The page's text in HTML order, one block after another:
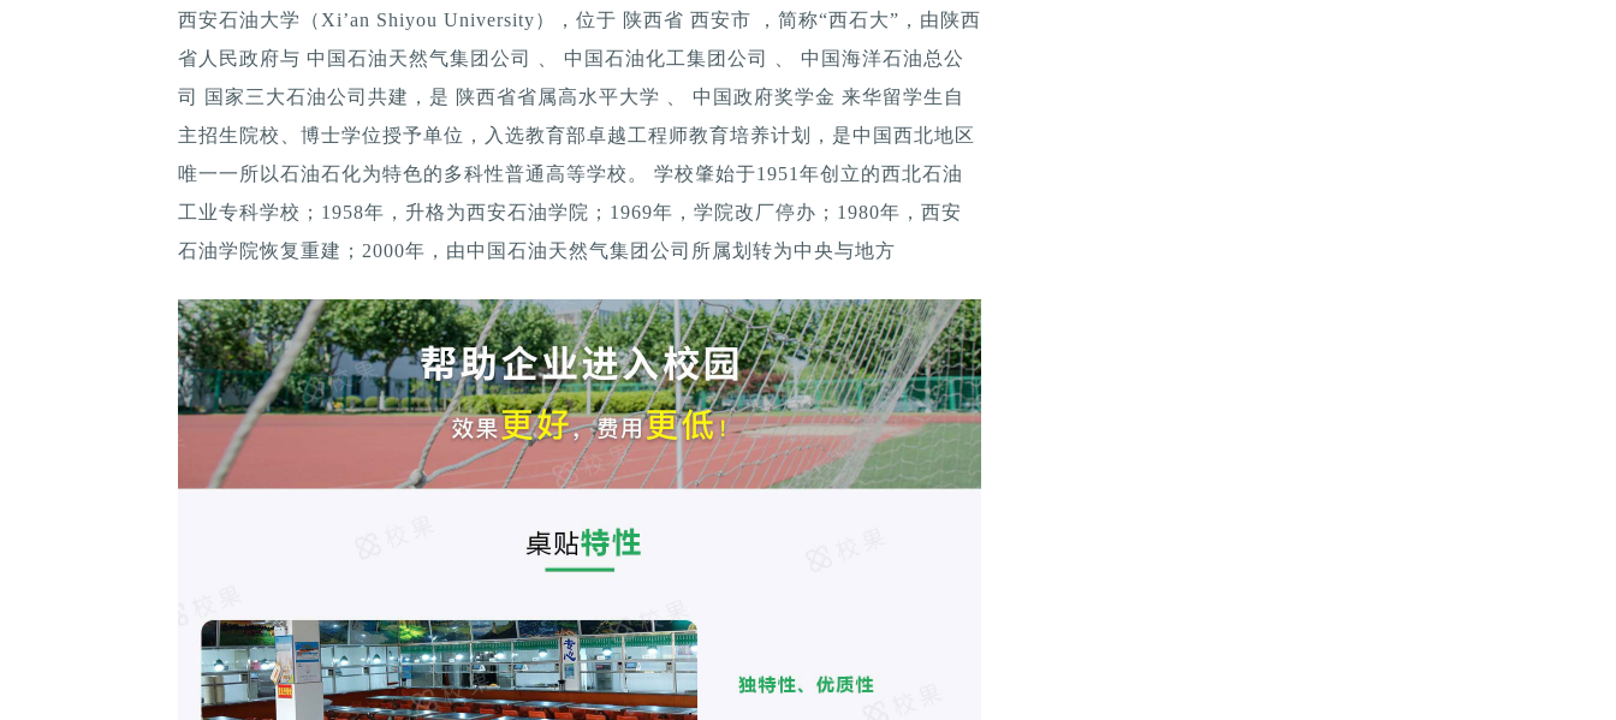
西安石油大学（Xi’an Shiyou University），位于 陕西省 西安市 ，简称“西石大”，由陕西
省人民政府与 中国石油天然气集团公司 、 中国石油化工集团公司 、 中国海洋石油总公
司 国家三大石油公司共建，是 陕西省省属高水平大学 、 中国政府奖学金 来华留学生自
主招生院校、博士学位授予单位，入选教育部卓越工程师教育培养计划，是中国西北地区
唯一一所以石油石化为特色的多科性普通高等学校。 学校肇始于1951年创立的西北石油
工业专科学校；1958年，升格为西安石油学院；1969年，学院改厂停办；1980年，西安
石油学院恢复重建；2000年，由中国石油天然气集团公司所属划转为中央与地方